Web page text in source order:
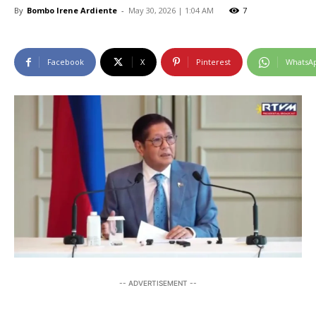
By Bombo Irene Ardiente - May 30, 2026 | 1:04 AM 7
Facebook X Pinterest
-- ADVERTISEMENT --